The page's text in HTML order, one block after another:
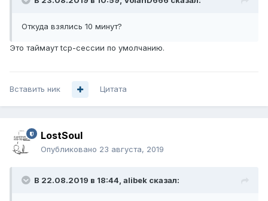
Откуда взялись 10 минут?
Это таймаут tcp-сессии по умолчанию.
Вставить ник Цитата
LostSoul
Опубликовано 23 августа, 2019
В 22.08.2019 в 18:44, alibek сказал: